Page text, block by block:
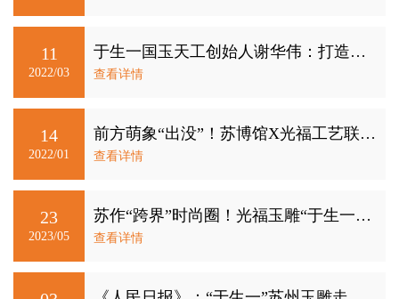
11
2022/03
于生一国玉天工创始人谢华伟：打造苏式文化新IP 让光福玉雕焕发时代光彩
查看详情
14
2022/01
前方萌象“出没”！苏博馆X光福工艺联动出品！
查看详情
23
2023/05
苏作“跨界”时尚圈！光福玉雕“于生一”获评“珠宝界奥斯卡”
查看详情